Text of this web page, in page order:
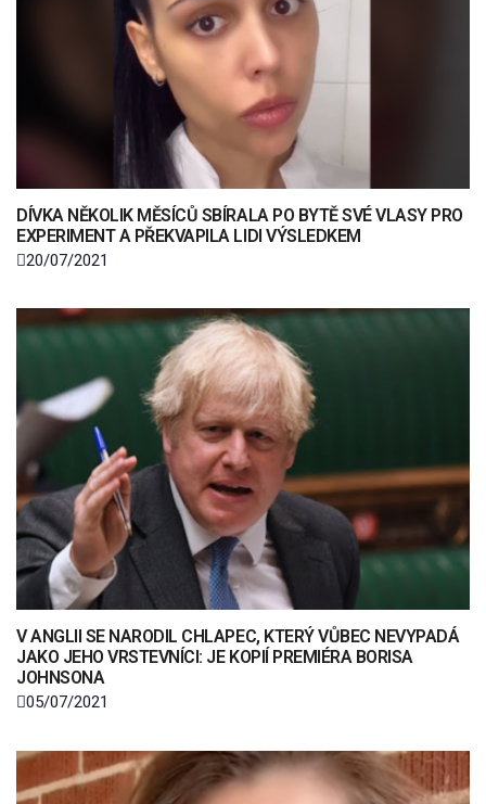
DÍVKA NĚKOLIK MĚSÍCŮ SBÍRALA PO BYTĚ SVÉ VLASY PRO
EXPERIMENT A PŘEKVAPILA LIDI VÝSLEDKEM
20/07/2021
V ANGLII SE NARODIL CHLAPEC, KTERÝ VŮBEC NEVYPADÁ
JAKO JEHO VRSTEVNÍCI: JE KOPIÍ PREMIÉRA BORISA
JOHNSONA
05/07/2021